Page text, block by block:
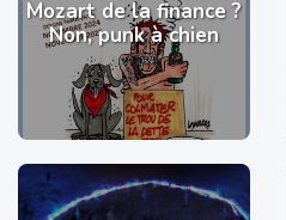
Mozart de la finance ?
Non, punk à chien